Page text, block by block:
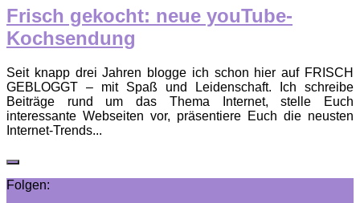
Frisch gekocht: neue youTube-
Kochsendung
Seit knapp drei Jahren blogge ich schon hier auf FRISCH
GEBLOGGT – mit Spaß und Leidenschaft. Ich schreibe
Beiträge rund um das Thema Internet, stelle Euch
interessante Webseiten vor, präsentiere Euch die neusten
Internet-Trends...
Folgen: